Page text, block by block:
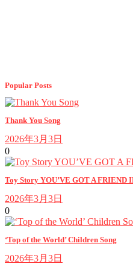
Popular Posts
Thank You Song
2026年3月3日
0
Toy Story YOU’VE GOT A FRIEND
2026年3月3日
0
‘Top of the World’ Children Song
2026年3月3日